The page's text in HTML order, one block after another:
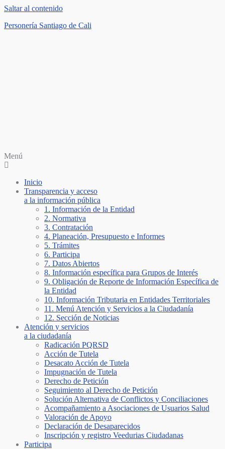
Saltar al contenido
Personería Santiago de Cali
Menú
Inicio
Transparencia y acceso
a la información pública
1. Información de la Entidad
2. Normativa
3. Contratación
4. Planeación, Presupuesto e Informes
5. Trámites
6. Participa
7. Datos Abiertos
8. Información específica para Grupos de Interés
9. Obligación de Reporte de Información Específica de
la Entidad
10. Información Tributaria en Entidades Territoriales
11. Menú Atención y Servicios a la Ciudadanía
12. Sección de Noticias
Atención y servicios
a la ciudadanía
Radicación PQRSD
Acción de Tutela
Desacato Acción de Tutela
Impugnación de Tutela
Derecho de Petición
Seguimiento al Derecho de Petición
Solución Alternativa de Conflictos y Conciliaciones
Acompañamiento a Asociaciones de Usuarios Salud
Valoración de Apoyo
Declaración de Desaparecidos
Inscripción y registro Veedurias Ciudadanas
Participa